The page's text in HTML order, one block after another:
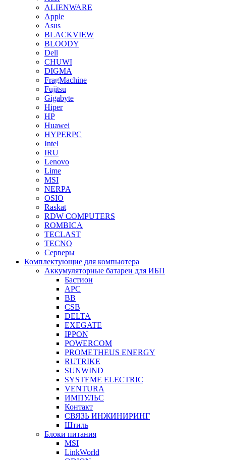
ALIENWARE
Apple
Asus
BLACKVIEW
BLOODY
Dell
CHUWI
DIGMA
FragMachine
Fujitsu
Gigabyte
Hiper
HP
Huawei
HYPERPC
Intel
IRU
Lenovo
Lime
MSI
NERPA
OSIO
Raskat
RDW COMPUTERS
ROMBICA
TECLAST
TECNO
Серверы
Комплектующие для компьютера
Аккумуляторные батареи для ИБП
Бастион
APC
BB
CSB
DELTA
EXEGATE
IPPON
POWERCOM
PROMETHEUS ENERGY
RUTRIKE
SUNWIND
SYSTEME ELECTRIC
VENTURA
ИМПУЛЬС
Контакт
СВЯЗЬ ИНЖИНИРИНГ
Штиль
Блоки питания
MSI
LinkWorld